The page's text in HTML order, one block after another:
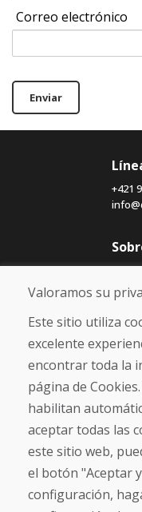
Correo electrónico
Enviar
+421
Blog
Envío
Valoramos su
Este sitio utiliza
excelente
encontrar toda la
página de
habilitan
aceptar todas las
este sitio web,
el botón "Aceptar
configuración,